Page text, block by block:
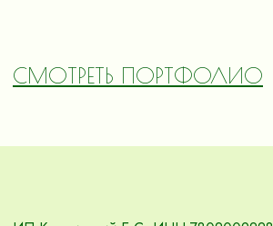
СМОТРЕТЬ ПОРТФОЛИО